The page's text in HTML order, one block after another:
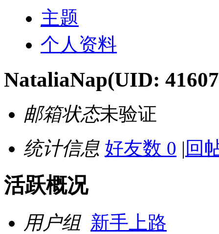
主题
个人资料
NataliaNap(UID:
邮箱状态未验证
统计信息 好友数 0 | 回
活跃概况
用户组 新手上路